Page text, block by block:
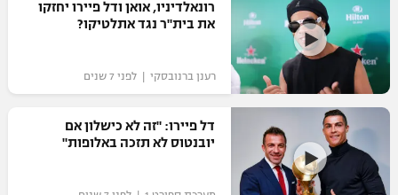
רונאלדיניו, אואן ודל פיירו יחזקו
את בית"ר נגד אתלטיקו?‎
רענן ברנובסקי | לפני 7 שנים
דל פיירו: "זה לא כישלון אם
יובנטוס לא תזכה באלופות"